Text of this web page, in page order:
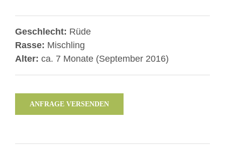
Geschlecht: Rüde
Rasse: Mischling
Alter: ca. 7 Monate (September 2016)
ANFRAGE VERSENDEN